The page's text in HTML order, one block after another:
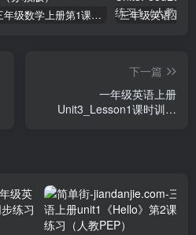
三年级数学上册第1课时认识千克（苏教版）
下一篇
一年级英语上册
Unit3_Lesson1课时训练